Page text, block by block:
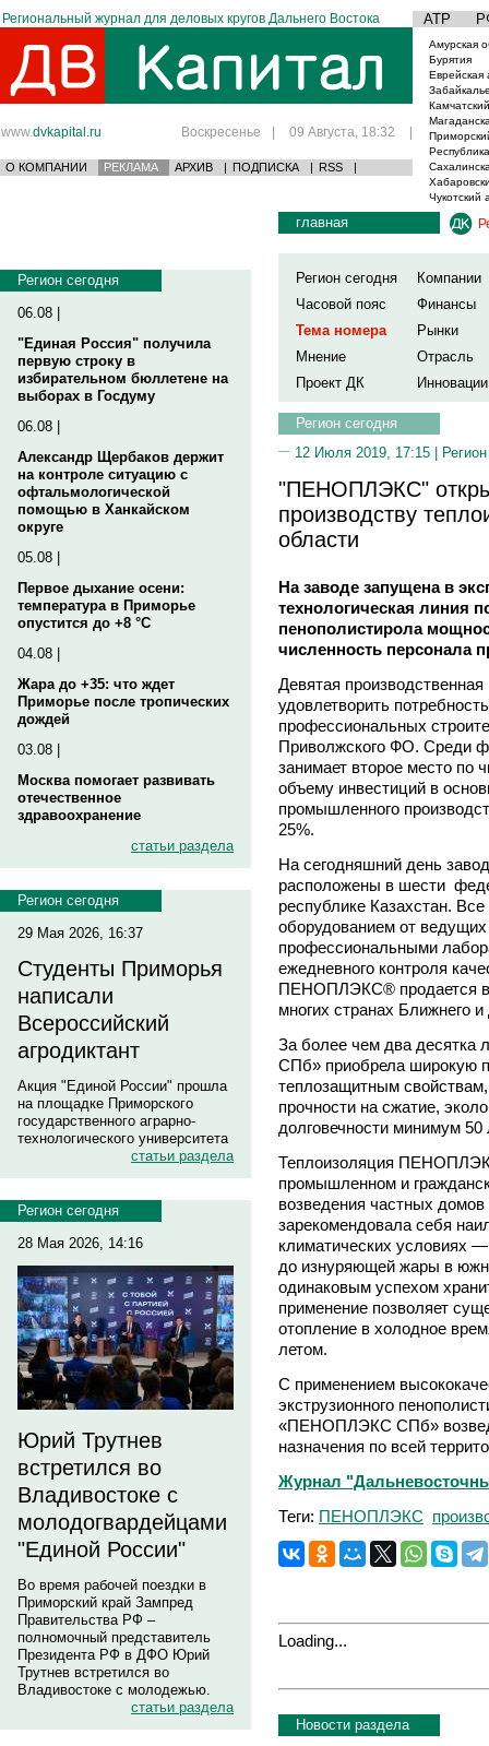
Региональный журнал для деловых кругов Дальнего Востока АТР
www.dvkapital.ru Воскресенье | 09 Августа, 18:32 |
О КОМПАНИИ РЕКЛАМА АРХИВ | ПОДПИСКА | RSS |
Амурская
Бурятия
Еврейская
Чукотский
Регион сегодня
06.08 |
"Единая Россия" получила
первую строку в
избирательном бюллетене на
выборах в Госдуму
06.08 |
Александр Щербаков держит
на контроле ситуацию с
офтальмологической
помощью в Ханкайском
округе
05.08 |
Первое дыхание осени:
температура в Приморье
опустится до +8 °C
04.08 |
Жара до +35: что ждет
Приморье после тропических
дождей
03.08 |
Москва помогает развивать
отечественное
здравоохранение
статьи раздела
Регион сегодня
29 Мая 2026, 16:37
Студенты Приморья
написали
Всероссийский
агродиктант
Акция "Единой России" прошла
на площадке Приморского
государственного аграрно-
технологического университета
статьи раздела
Регион сегодня
28 Мая 2026, 14:16
Юрий Трутнев
встретился во
Владивостоке с
молодогвардейцами
"Единой России"
Во время рабочей поездки в
Приморский край Зампред
Правительства РФ –
полномочный представитель
Президента РФ в ДФО Юрий
Трутнев встретился во
Владивостоке с молодежью.
статьи раздела
главная
Регион сегодня
Компании
Часовой пояс
Финансы
Тема номера
Рынки
Мнение
Отрасль
Проект ДК
Инновации
Регион сегодня
12 Июля 2019, 17:15 |
"ПЕНОПЛЭКС"
производству
области
На заводе запущена в
технологическая линия
пенополистирола
численность персонала
Девятая
удовлетворить
профессиональных
Приволжского ФО. Среди
занимает второе место по
объему инвестиций в
промышленного
25%.
На сегодняшний день
расположены в шести
республике Казахстан.
оборудованием от
профессиональными
ежедневного контроля
ПЕНОПЛЭКС® продается
многих странах Ближнего
За более чем два
СПб» приобрела широкую
теплозащитным
прочности на сжатие,
долговечности минимум 50
Теплоизоляция
промышленном и
возведения частных
зарекомендовала себя
климатических условиях
до изнуряющей жары в
одинаковым успехом
применение позволяет
отопление в холодное
летом.
С применением
экструзионного
«ПЕНОПЛЭКС СПб»
назначения по всей
Журнал
Теги: ПЕНОПЛЭКС
Loading...
Новости раздела